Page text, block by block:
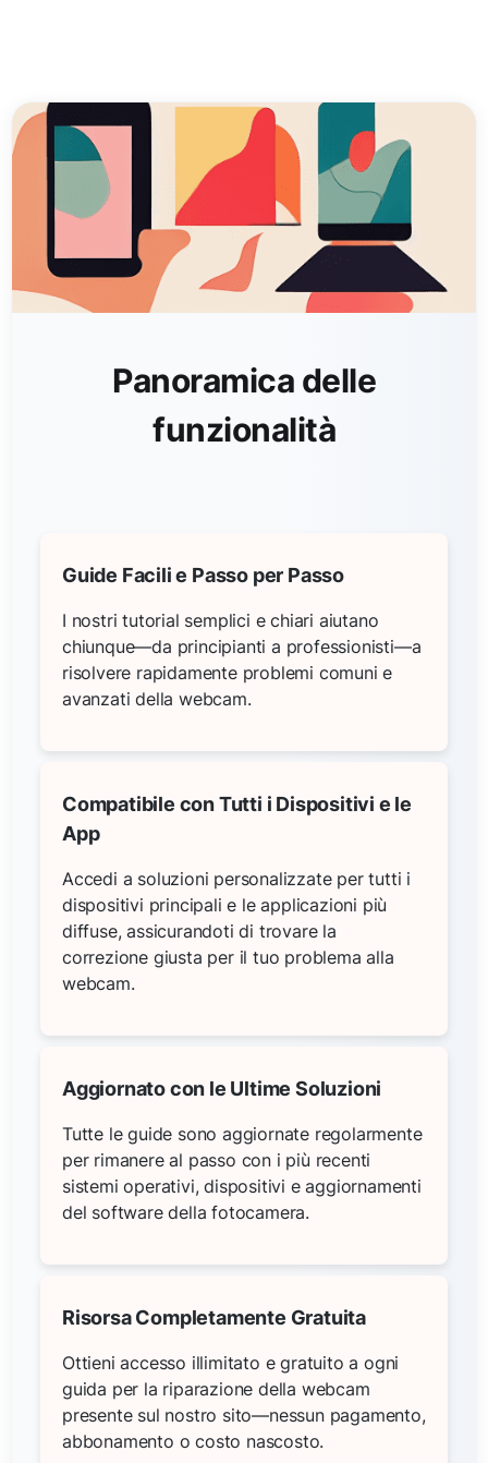
Panoramica delle
funzionalità
Guide Facili e Passo per Passo
I nostri tutorial semplici e chiari aiutano
chiunque—da principianti a professionisti—a
risolvere rapidamente problemi comuni e
avanzati della webcam.
Compatibile con Tutti i Dispositivi e le
App
Accedi a soluzioni personalizzate per tutti i
dispositivi principali e le applicazioni più
diffuse, assicurandoti di trovare la
correzione giusta per il tuo problema alla
webcam.
Aggiornato con le Ultime Soluzioni
Tutte le guide sono aggiornate regolarmente
per rimanere al passo con i più recenti
sistemi operativi, dispositivi e aggiornamenti
del software della fotocamera.
Risorsa Completamente Gratuita
Ottieni accesso illimitato e gratuito a ogni
guida per la riparazione della webcam
presente sul nostro sito—nessun pagamento,
abbonamento o costo nascosto.